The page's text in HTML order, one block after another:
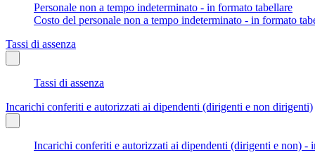
Personale non a tempo indeterminato - in formato tabellare
Costo del personale non a tempo indeterminato - in formato
Tassi di assenza
Tassi di assenza
Incarichi conferiti e autorizzati ai dipendenti (dirigenti e non dirigenti)
Incarichi conferiti e autorizzati ai dipendenti (dirigenti e non) -